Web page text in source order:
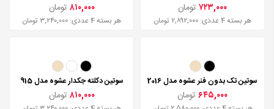
۷۲۳,۰۰۰ تومان
هر بسته 4 عددی: ۲,۸۹۲,۰۰۰ تومان
۸۱۰,۰۰۰ تومان
هر بسته 4 عددی: ۳,۲۴۰,۰۰۰ تومان
سوتین تک بدون فنر عشوه مدل 2016
۶۴۵,۰۰۰ تومان